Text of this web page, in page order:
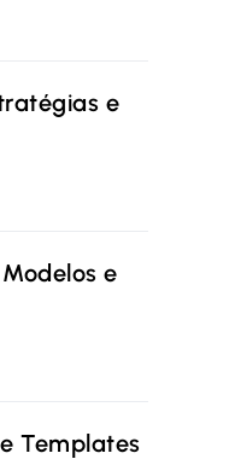
e
e
Templates